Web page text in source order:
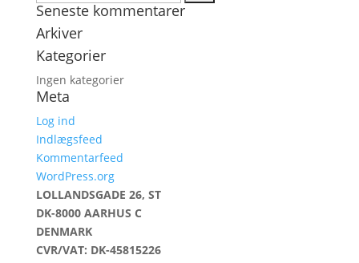
efter:
Seneste kommentarer
Arkiver
Kategorier
Ingen kategorier
Meta
Log ind
Indlægsfeed
Kommentarfeed
WordPress.org
LOLLANDSGADE 26, ST
DK-8000 AARHUS C
DENMARK
CVR/VAT: DK-45815226